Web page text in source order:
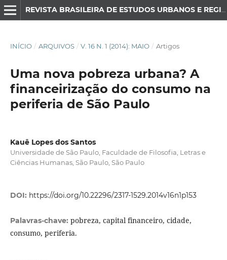
INÍCIO / ARQUIVOS / V. 16 N. 1 (2014): MAIO / Artigos
Uma nova pobreza urbana? A
financeirização do consumo na
periferia de São Paulo
Kauê Lopes dos Santos
Universidade de São Paulo, Faculdade de Filosofia, Letras e
Ciências Humanas, São Paulo, São Paulo
DOI: https://doi.org/10.22296/2317-1529.2014v16n1p153
Palavras-chave: pobreza, capital financeiro, cidade,
consumo, periferia.